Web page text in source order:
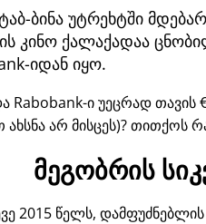
ბინა უტრეხტში
კინო ქალაქადაა
იდან იყო.
Rabobank-ი უეცრად თავის
ახსნა არ მისცეს)? თითქოს
მეგობრის
2015 წელს,